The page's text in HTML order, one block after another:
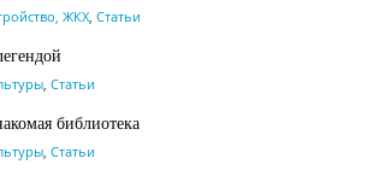
ЖКХ Статьи
Статьи
библиотека
Статьи